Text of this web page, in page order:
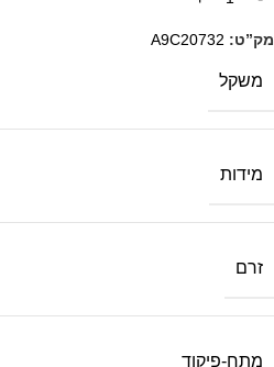
מק”ט: A9C20732
משקל
מידות
זרם
מתח-פיקוד